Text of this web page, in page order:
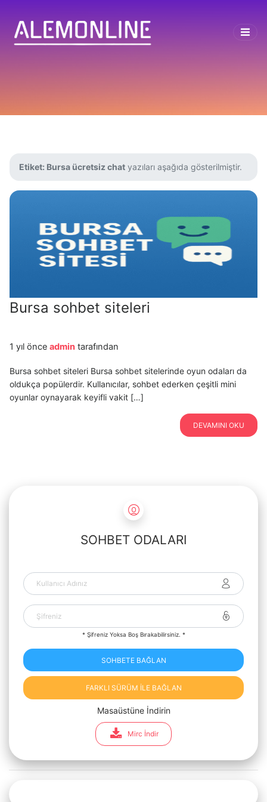
Etiket: Bursa ücretsiz chat yazıları aşağıda gösterilmiştir.
Bursa sohbet siteleri
1 yıl önce admin tarafından
Bursa sohbet siteleri Bursa sohbet sitelerinde oyun odaları da
oldukça popülerdir. Kullanıcılar, sohbet ederken çeşitli mini
oyunlar oynayarak keyifli vakit […]
DEVAMINI OKU
SOHBET ODALARI
* Şifreniz Yoksa Boş Bırakabilirsiniz. *
SOHBETE BAĞLAN
FARKLI SÜRÜM İLE BAĞLAN
Masaüstüne İndirin
Mirc İndir